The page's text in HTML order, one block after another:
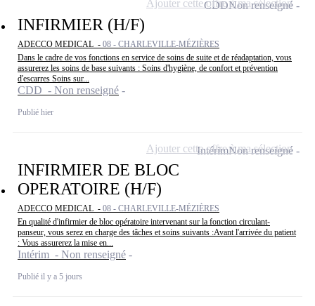
INFIRMIER (H/F)
ADECCO MEDICAL - 08 - CHARLEVILLE-MÉZIÈRES
Dans le cadre de vos fonctions en service de soins de suite et de réadaptation, vous
assurerez les soins de base suivants : Soins d'hygiène, de confort et prévention
d'escarres Soins sur...
CDD - Non renseigné
Publié hier
CDDNon renseigné
Ajouter cette offre à ma sélection
INFIRMIER DE BLOC
OPERATOIRE (H/F)
ADECCO MEDICAL - 08 - CHARLEVILLE-MÉZIÈRES
En qualité d'infirmier de bloc opératoire intervenant sur la fonction circulant-
panseur, vous serez en charge des tâches et soins suivants :Avant l'arrivée du patient
: Vous assurerez la mise en...
Intérim - Non renseigné
Publié il y a 5 jours
IntérimNon renseigné
Ajouter cette offre à ma sélection